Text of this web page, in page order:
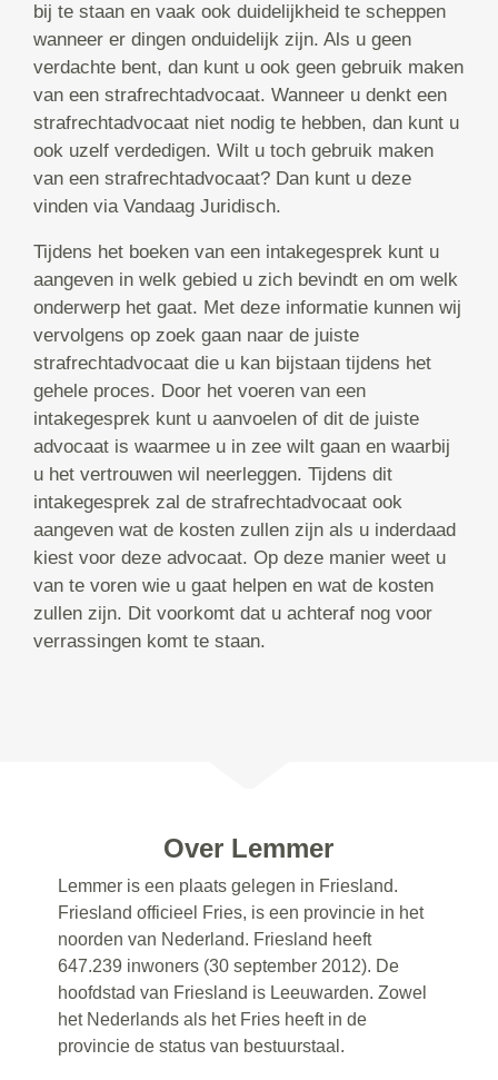
bij te staan en vaak ook duidelijkheid te scheppen
wanneer er dingen onduidelijk zijn. Als u geen
verdachte bent, dan kunt u ook geen gebruik maken
van een strafrechtadvocaat. Wanneer u denkt een
strafrechtadvocaat niet nodig te hebben, dan kunt u
ook uzelf verdedigen. Wilt u toch gebruik maken
van een strafrechtadvocaat? Dan kunt u deze
vinden via Vandaag Juridisch.
Tijdens het boeken van een intakegesprek kunt u
aangeven in welk gebied u zich bevindt en om welk
onderwerp het gaat. Met deze informatie kunnen wij
vervolgens op zoek gaan naar de juiste
strafrechtadvocaat die u kan bijstaan tijdens het
gehele proces. Door het voeren van een
intakegesprek kunt u aanvoelen of dit de juiste
advocaat is waarmee u in zee wilt gaan en waarbij
u het vertrouwen wil neerleggen. Tijdens dit
intakegesprek zal de strafrechtadvocaat ook
aangeven wat de kosten zullen zijn als u inderdaad
kiest voor deze advocaat. Op deze manier weet u
van te voren wie u gaat helpen en wat de kosten
zullen zijn. Dit voorkomt dat u achteraf nog voor
verrassingen komt te staan.
Over Lemmer
Lemmer is een plaats gelegen in Friesland.
Friesland officieel Fries, is een provincie in het
noorden van Nederland. Friesland heeft
647.239 inwoners (30 september 2012). De
hoofdstad van Friesland is Leeuwarden. Zowel
het Nederlands als het Fries heeft in de
provincie de status van bestuurstaal.